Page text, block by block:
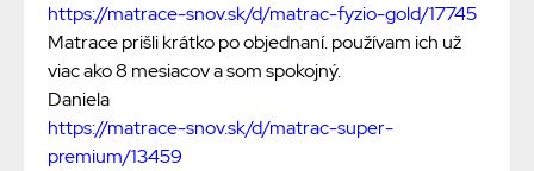
https://matrace-snov.sk/d/matrac-fyzio-gold/17745
Matrace prišli krátko po objednaní. používam ich už
viac ako 8 mesiacov a som spokojný.
Daniela
https://matrace-snov.sk/d/matrac-super-
premium/13459